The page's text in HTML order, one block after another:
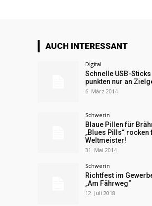
AUCH INTERESSANT
Digital
Schnelle USB-Sticks
punkten nur an
6. März 2014
Schwerin
Blaue Pillen für
„Blues Pills“ rocken
Weltmeister!
31. Mai 2014
Schwerin
Richtfest im
„Am Fährweg“
12. Juli 2018